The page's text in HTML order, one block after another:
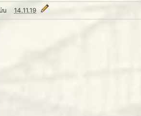
14.11.19
Thân ái chào các